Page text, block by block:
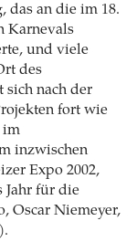
das an die im 18.
Karnevals
und viele
des
sich nach der
fort wie
im
inzwischen
Expo 2002,
Jahr für die
Oscar Niemeyer,